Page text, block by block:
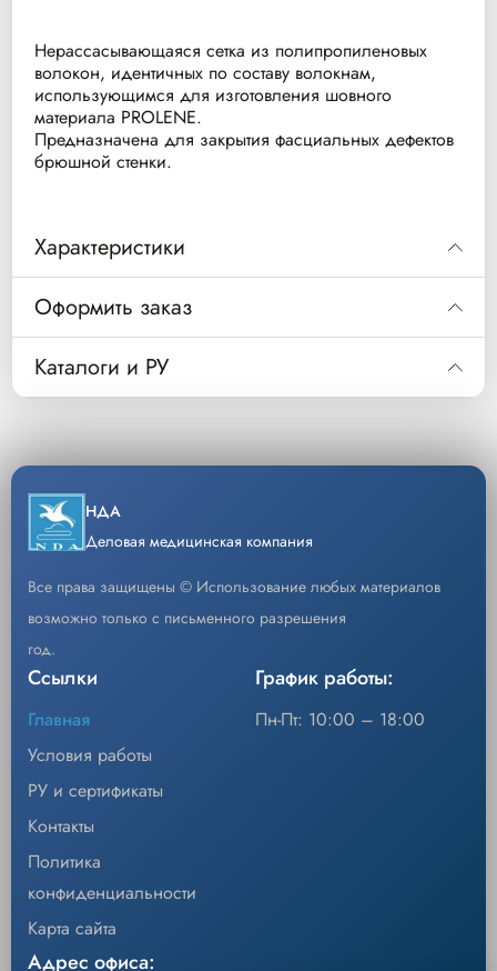
Характеристики
Оформить заказ
Каталоги и РУ
Нерассасывающаяся сетка из полипропиленовых
волокон, идентичных по составу волокнам,
использующимся для изготовления шовного
материала PROLENE.
Предназначена для закрытия фасциальных дефектов
брюшной стенки.
Нерассасывающаяся сетка из
полипропиленовых волокон, идентичных
по составу волокнам, использующимся
для изготовления шовного материала
фасциальных дефектов брюшной
Код PML1
Описание Сетка хирургическая PROLENE®, 30 х 30 см
Кол-во
Код PMM3
Уп/шт.
Кол-во −
Скачать каталог
НДА
Деловая медицинская компания
Все права защищены © Использование любых материалов
возможно только с письменного разрешения
год.
Ссылки
Главная
Условия работы
РУ и сертификаты
Контакты
Политика
конфиденциальности
Карта сайта
График работы:
Пн-Пт: 10:00 – 18:00
Адрес офиса: